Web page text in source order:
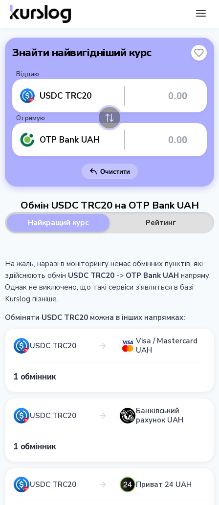
Знайти найвигідніший курс
Віддаю
USDC TRC20
Отримую
OTP Bank UAH
Очистити
Обмін USDC TRC20 на OTP Bank UAH
Найкращий курс Рейтинг
На жаль, наразі в моніторингу немає обмінних пунктів, які
здійснюють обмін USDC TRC20 -> OTP Bank UAH напряму.
Однак не виключено, що такі сервіси з'являться в базі
Kurslog пізніше.
Обміняти USDC TRC20 можна в інших напрямках:
USDC TRC20
Visa / Mastercard
UAH
1 обмінник
USDC TRC20
Банківський
рахунок UAH
1 обмінник
USDC TRC20 Приват 24 UAH